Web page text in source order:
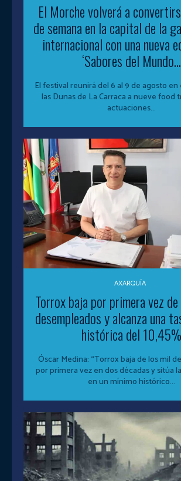
El Morche volverá a
de semana en la capital de la
internacional con una nueva
‘Sabores del Mundo...
El festival reunirá del 6 al 9 de agosto
las Dunas de La Carraca a nueve food
actuaciones...
AXARQUÍA
Torrox baja por primera vez
desempleados y alcanza una
histórica del 10,45%
Óscar Medina: “Torrox baja de los mil
por primera vez en dos décadas y sitúa
en un mínimo histórico...